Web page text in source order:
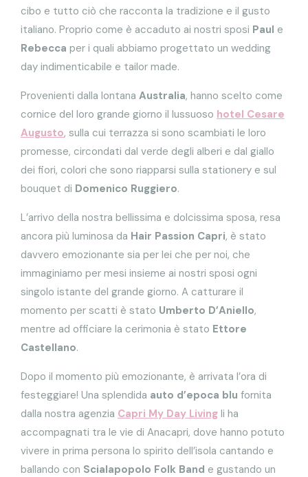
cibo e tutto ciò che racconta la tradizione e il gusto
italiano. Proprio come è accaduto ai nostri sposi Paul e
Rebecca per i quali abbiamo progettato un wedding
day indimenticabile e tailor made.
Provenienti dalla lontana Australia, hanno scelto come
cornice del loro grande giorno il lussuoso hotel Cesare
Augusto, sulla cui terrazza si sono scambiati le loro
promesse, circondati dal verde degli alberi e dal giallo
dei fiori, colori che sono riapparsi sulla stationery e sul
bouquet di Domenico Ruggiero.
L’arrivo della nostra bellissima e dolcissima sposa, resa
ancora più luminosa da Hair Passion Capri, è stato
davvero emozionante sia per lei che per noi, che
immaginiamo per mesi insieme ai nostri sposi ogni
singolo istante del grande giorno. A catturare il
momento per scatti è stato Umberto D’Aniello,
mentre ad officiare la cerimonia è stato Ettore
Castellano.
Dopo il momento più emozionante, è arrivata l’ora di
festeggiare! Una splendida auto d’epoca blu fornita
dalla nostra agenzia Capri My Day Living li ha
accompagnati tra le vie di Anacapri, dove hanno potuto
vivere in prima persona lo spirito dell’isola cantando e
ballando con Scialapopolo Folk Band e gustando un